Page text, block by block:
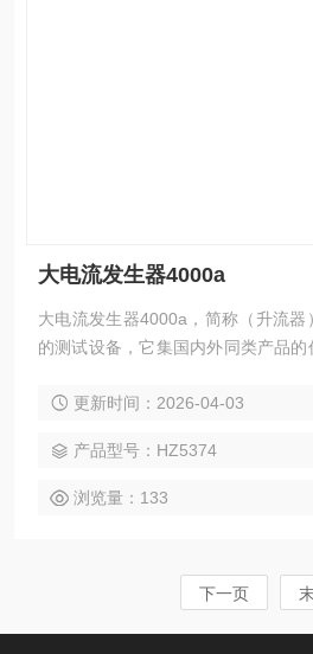
大电流发生器4000a
大电流发生器4000a，简称（升流
的测试设备，它集国内外同类产品的
大容量的自藕调压器和高导磁率铁
更新时间：2026-04-03
产品型号：HZ5374
浏览量：133
下一页